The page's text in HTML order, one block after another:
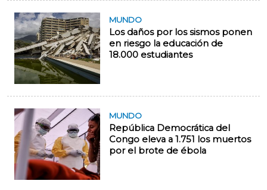
MUNDO
Los daños por los sismos ponen
en riesgo la educación de
18.000 estudiantes
MUNDO
República Democrática del
Congo eleva a 1.751 los muertos
por el brote de ébola